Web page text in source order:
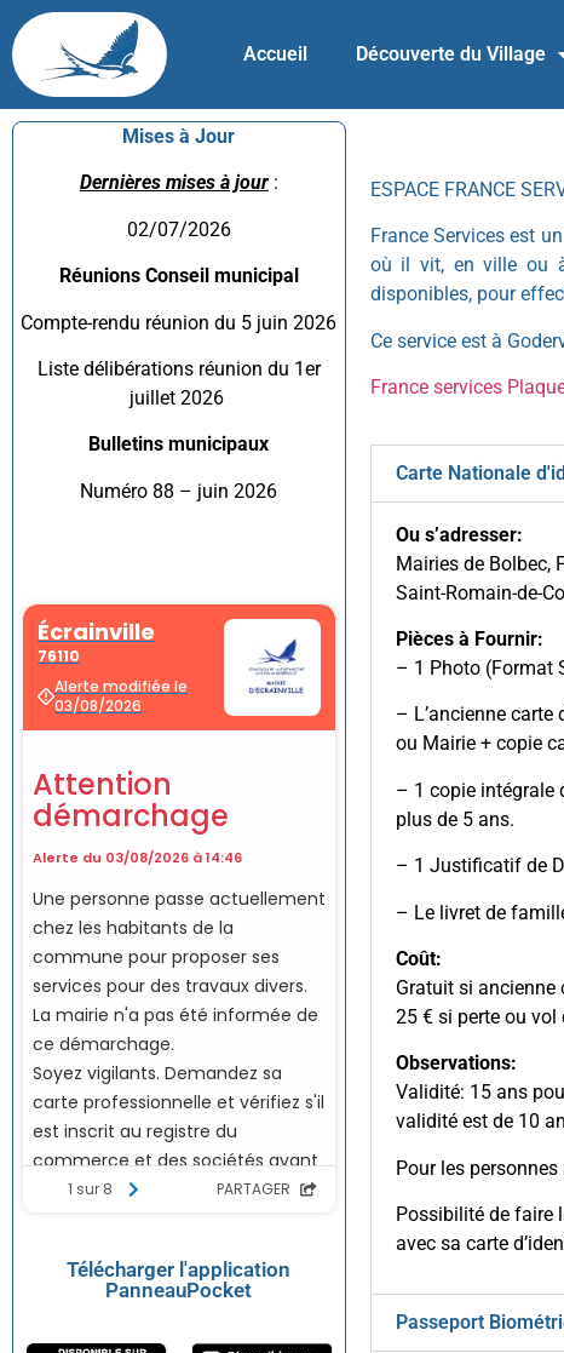
Accueil Découverte du Village
Mises à Jour
Dernières mises à jour:
02/07/2026
Réunions Conseil municipal
Compte-rendu réunion du 5 juin 2026
Liste délibérations réunion du 1er
juillet 2026
Bulletins municipaux
Numéro 88 – juin 2026
Télécharger l'application
PanneauPocket
ESPACE FRANCE
France Services est
où il vit, en ville ou à
disponibles, pour
Ce service est à
France services
Carte Nationale
Ou s’adresser:
Mairies de Bolbec,
Saint-Romain-de-
Pièces à Fournir:
– 1 Photo (Format
– L’ancienne
ou Mairie + copie
– 1 copie intégrale
plus de 5 ans.
– 1 Justificatif de
– Le livret de
Coût:
Gratuit si ancienne
25 € si perte ou vol
Observations:
Validité: 15 ans
validité est de 10
Pour les
Possibilité de faire
avec sa carte
Passeport